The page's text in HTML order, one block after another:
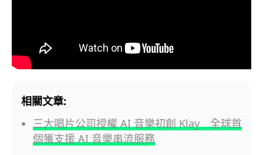
相關文章:
三大唱片公司授權 AI 音樂初創 Klay 全球首
個獲支援 AI 音樂串流服務